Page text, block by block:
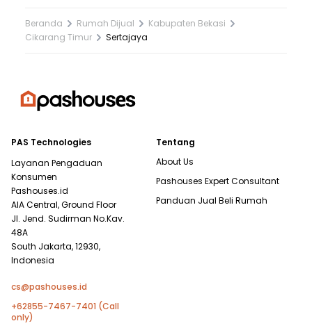
Beranda Rumah Dijual
Kabupaten Bekasi
Cikarang Timur
Sertajaya
PAS Technologies
Layanan Pengaduan
Konsumen
Pashouses.id
AIA Central, Ground Floor
Jl. Jend. Sudirman No.Kav.
48A
South Jakarta, 12930,
Indonesia
cs@pashouses.id
+62855-7467-7401 (Call
only)
Tentang
About Us
Pashouses Expert Consultant
Panduan Jual Beli Rumah